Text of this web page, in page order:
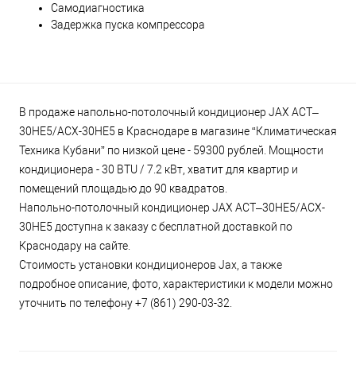
Самодиагностика
Задержка пуска компрессора
В продаже напольно-потолочный кондиционер JAX ACT–
30HE5/ACX-30НE5 в Краснодаре в магазине “Климатическая
Техника Кубани” по низкой цене - 59300 рублей. Мощности
кондиционера - 30 BTU / 7.2 кВт, хватит для квартир и
помещений площадью до 90 квадратов.
Напольно-потолочный кондиционер JAX ACT–30HE5/ACX-
30НE5 доступна к заказу с бесплатной доставкой по
Краснодару на сайте.
Стоимость установки кондиционеров Jax, а также
подробное описание, фото, характеристики к модели можно
уточнить по телефону +7 (861) 290-03-32.